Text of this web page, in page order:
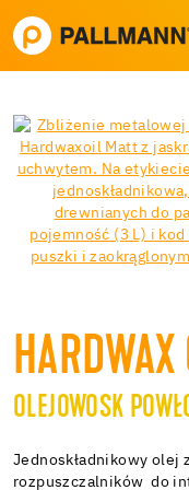
HARDWAX
OLEJOWOSK
Jednoskładnikowy olej
rozpuszczalników do